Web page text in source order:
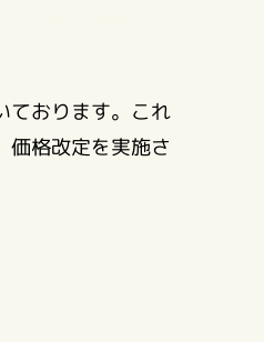
ております。これ
価格改定を実施さ